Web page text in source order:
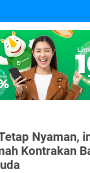
Nyaman,
Kontrakan